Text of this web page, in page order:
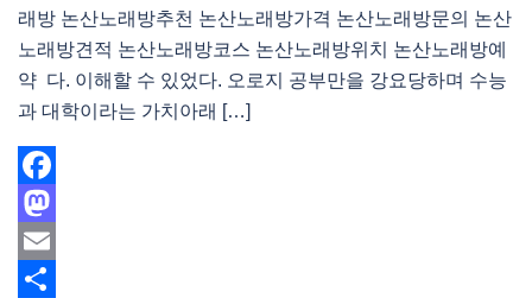
래방 논산노래방추천 논산노래방가격 논산노래방문의 논산
노래방견적 논산노래방코스 논산노래방위치 논산노래방예
약 다. 이해할 수 있었다. 오로지 공부만을 강요당하며 수능
과 대학이라는 가치아래 […]
Facebook
Mastodon
Email